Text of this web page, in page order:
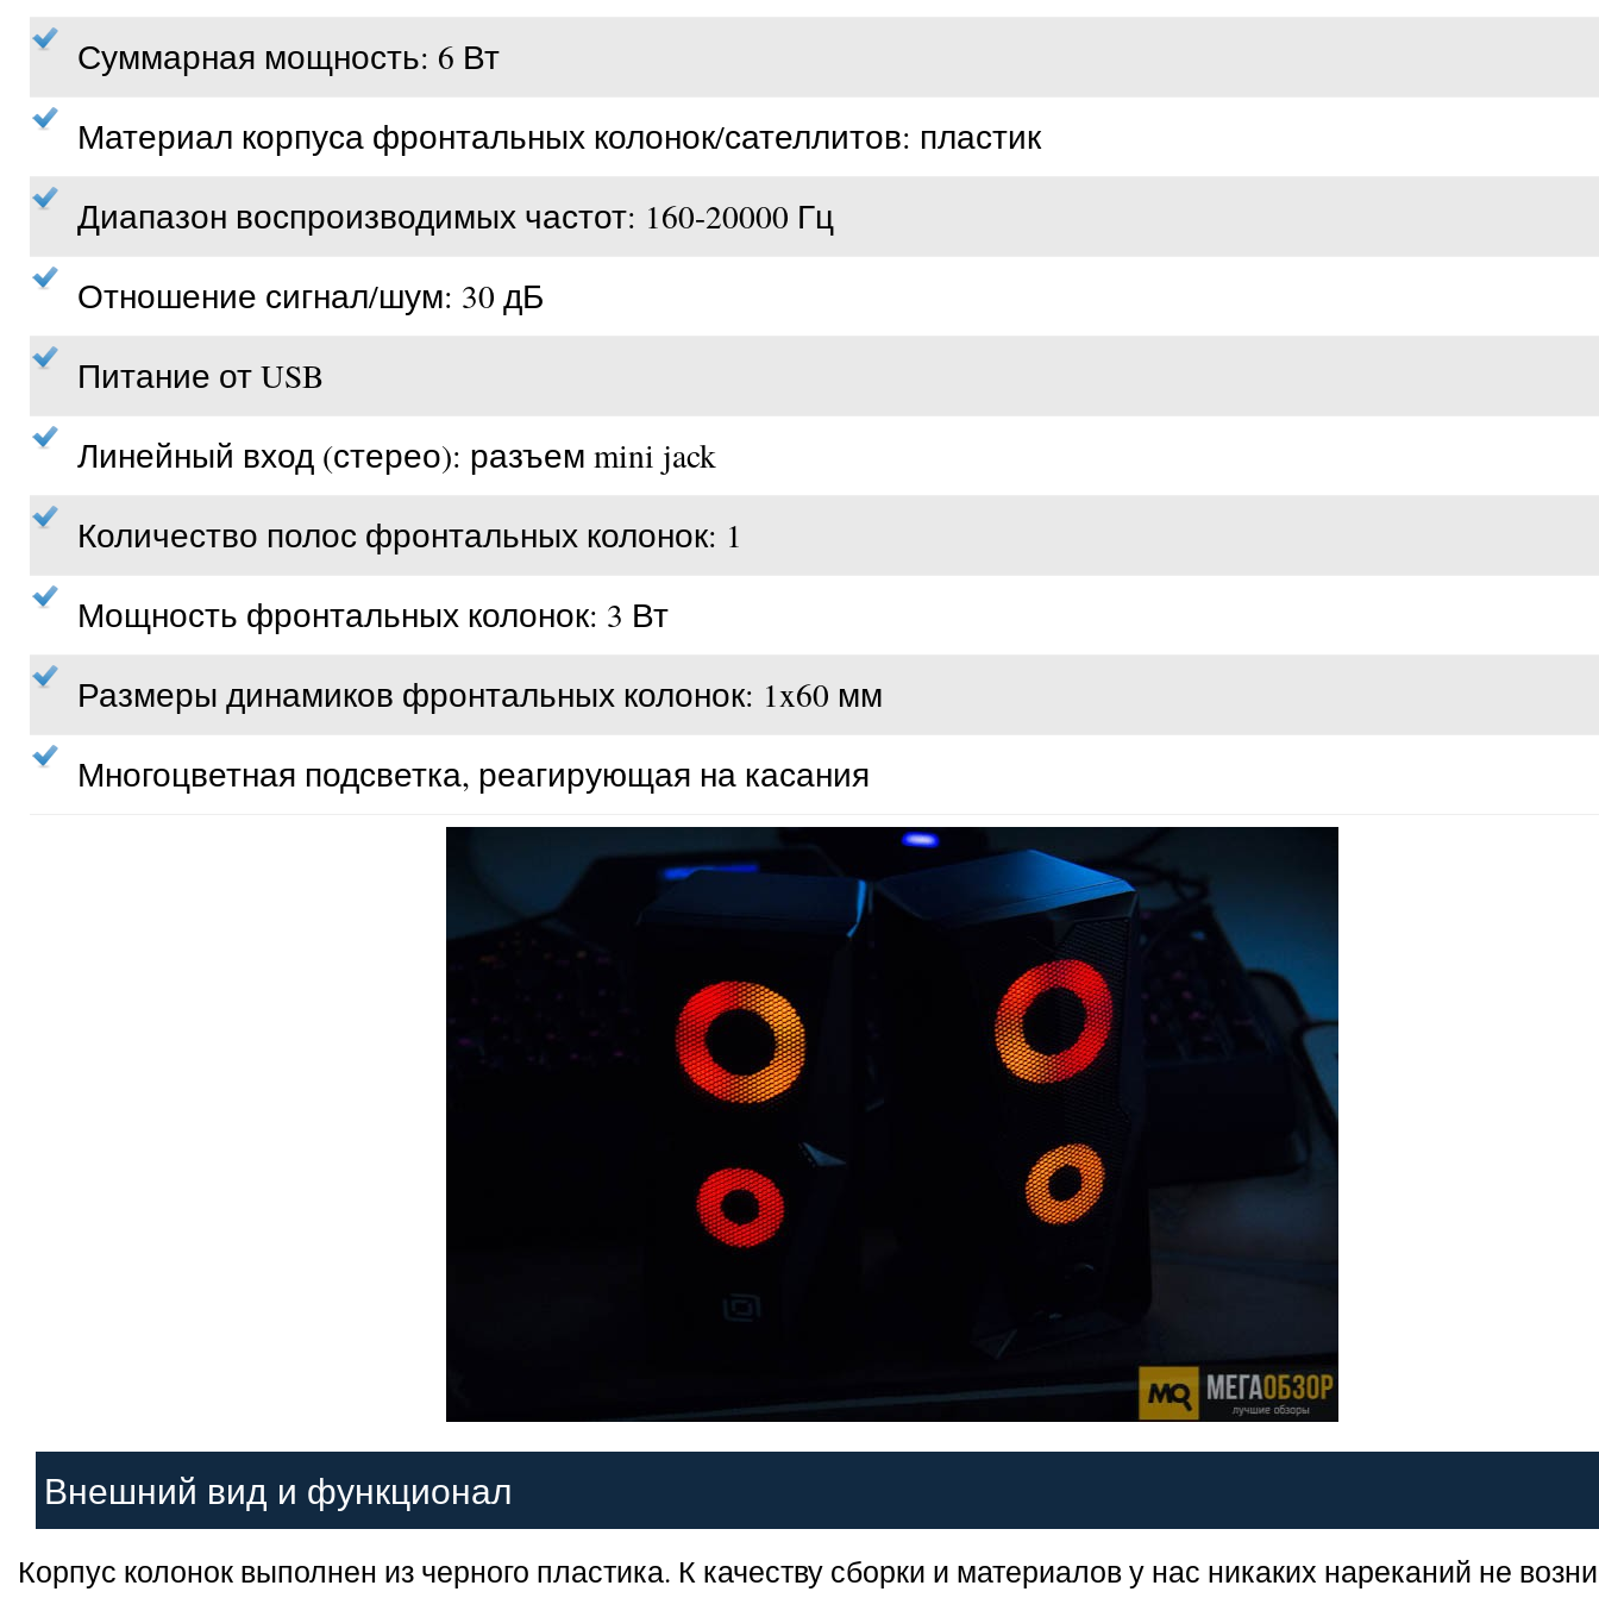
Суммарная мощность: 6 Вт
Материал корпуса фронтальных колонок/сателлитов: пластик
Диапазон воспроизводимых частот: 160-20000 Гц
Отношение сигнал/шум: 30 дБ
Питание от USB
Линейный вход (стерео): разъем mini jack
Количество полос фронтальных колонок: 1
Мощность фронтальных колонок: 3 Вт
Размеры динамиков фронтальных колонок: 1x60 мм
Многоцветная подсветка, реагирующая на касания
Внешний вид и функционал
Корпус колонок выполнен из черного пластика. К качеству сборки и материалов у нас никаких нареканий не